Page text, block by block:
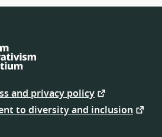
and privacy policy
to diversity and inclusion